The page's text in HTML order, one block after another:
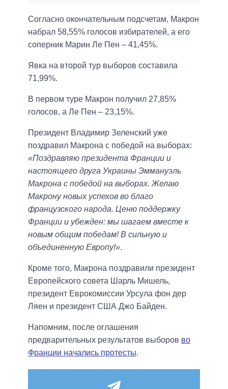
Согласно окончательным подсчетам, Макрон
набрал 58,55% голосов избирателей, а его
соперник Марин Ле Пен – 41,45%.
Явка на второй тур выборов составила
71,99%.
В первом туре Макрон получил 27,85%
голосов, а Ле Пен – 23,15%.
Президент Владимир Зеленский уже
поздравил Макрона с победой на выборах:
«Поздравляю президента Франции и
настоящего друга Украины Эммануэль
Макрона с победой на выборах. Желаю
Макрону новых успехов во благо
французского народа. Ценю поддержку
Франции и убежден: мы шагаем вместе к
новым общим победам! В сильную и
объединенную Европу!».
Кроме того, Макрона поздравили президент
Европейского совета Шарль Мишель,
президент Еврокомиссии Урсула фон дер
Ляен и президент США Джо Байден.
Напомним, после оглашения
предварительных результатов выборов во
Франции начались протесты.